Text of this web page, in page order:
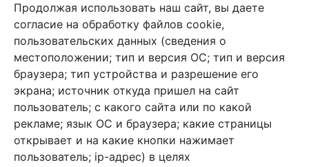
+7 (495) 933-38-08
info@arben-textile.ru- оптовые продажи
Арбен текстиль г. Щелково, пер.
1-й Советский д.25, владение 2.
Продолжая использовать наш сайт, вы даете
согласие на обработку файлов cookie,
пользовательских данных (сведения о
местоположении; тип и версия ОС; тип и версия
браузера; тип устройства и разрешение его
экрана; источник откуда пришел на сайт
пользователь; с какого сайта или по какой
рекламе; язык ОС и браузера; какие страницы
открывает и на какие кнопки нажимает
пользователь; ip-адрес) в целях